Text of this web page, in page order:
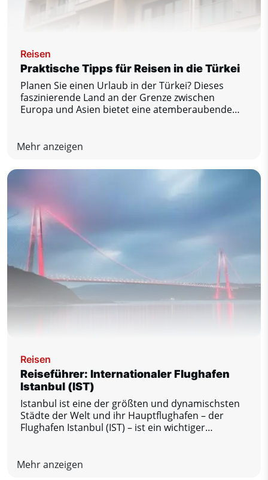
Reisen
Praktische Tipps für Reisen in die Türkei
Planen Sie einen Urlaub in der Türkei? Dieses
faszinierende Land an der Grenze zwischen
Europa und Asien bietet eine atemberaubende
vollen Zügen genießen und keine bösen
praktischen Tipps zusammengestellt, die Sie auf
Mehr anzeigen
Reisen
Reiseführer: Internationaler Flughafen
Istanbul (IST)
Istanbul ist eine der größten und dynamischsten
Städte der Welt und ihr Hauptflughafen – der
Flughafen Istanbul (IST) – ist ein wichtiger
geschäftige Flughafen bietet seinen Passagieren
Mehr anzeigen